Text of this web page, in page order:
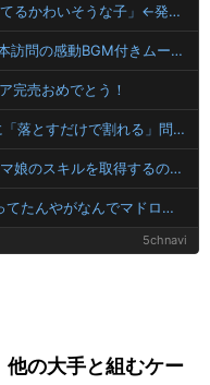
【画像】女さん「私はきっと明日も太ってるかわいそうな子」←発想が天才すぎるｗｗｗ 【Pickup07091617】
首相官邸、"映え"を意識した高市首相熊本訪問の感動BGM付きムービーを投稿「全部が全部ありがたかったです」
完売おめでとう！
スマホって普及して20年くらい経つのに「落とすだけで割れる」問題いつまでもクリアできてないよね…
【ウマ娘】とりあえず育成完了させたウマ娘のスキルを取得するのが面倒…このまま終わらせたろ！ ←「実はこれちょっと損してるぞ」
【にじ甲2026】そういや前から謎に思ってたんやがなんでマドロックなんてアナウンス入ってたんや？
5chnavi
他の大手と組むケー